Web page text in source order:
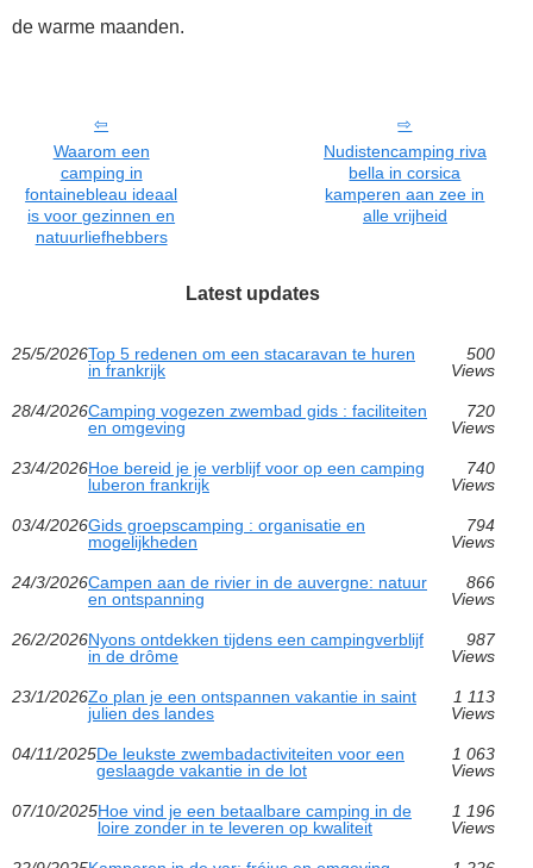
de warme maanden.
Waarom een
camping in
fontainebleau ideaal
is voor gezinnen en
natuurliefhebbers
Nudistencamping riva
bella in corsica
kamperen aan zee in
alle vrijheid
Latest updates
25/5/2026Top 5 redenen om een stacaravan te huren
in frankrijk
500
Views
28/4/2026Camping vogezen zwembad gids : faciliteiten
en omgeving
720
Views
23/4/2026Hoe bereid je je verblijf voor op een camping
luberon frankrijk
740
Views
03/4/2026Gids groepscamping : organisatie en
mogelijkheden
794
Views
24/3/2026Campen aan de rivier in de auvergne: natuur
en ontspanning
866
Views
26/2/2026Nyons ontdekken tijdens een campingverblijf
in de drôme
987
Views
23/1/2026Zo plan je een ontspannen vakantie in saint
julien des landes
1 113
Views
04/11/2025De leukste zwembadactiviteiten voor een
geslaagde vakantie in de lot
1 063
Views
07/10/2025Hoe vind je een betaalbare camping in de
loire zonder in te leveren op kwaliteit
1 196
Views